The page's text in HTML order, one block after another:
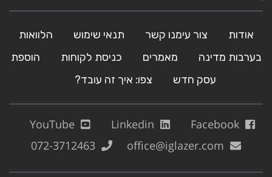
אודות צור עימנו קשר תנאי שימוש
הלוואות
בערבות מדינה
מאמרים כניסת לקוחות
הוספת
עסק חדש
צפו: איך זה עובד?
Facebook